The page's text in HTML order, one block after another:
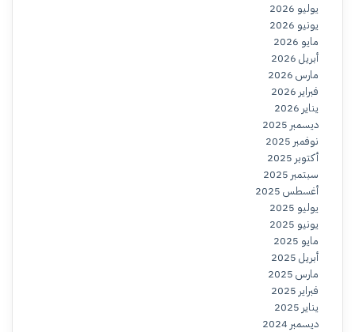
يوليو 2026
يونيو 2026
مايو 2026
أبريل 2026
مارس 2026
فبراير 2026
يناير 2026
ديسمبر 2025
نوفمبر 2025
أكتوبر 2025
سبتمبر 2025
أغسطس 2025
يوليو 2025
يونيو 2025
مايو 2025
أبريل 2025
مارس 2025
فبراير 2025
يناير 2025
ديسمبر 2024